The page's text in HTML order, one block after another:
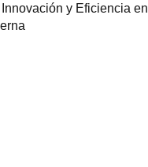
y Eficiencia en